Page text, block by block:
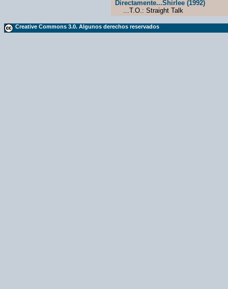
Directamente...Shirlee (1992)
...T.O.: Straight Talk
Creative Commons 3.0. Algunos derechos reservados